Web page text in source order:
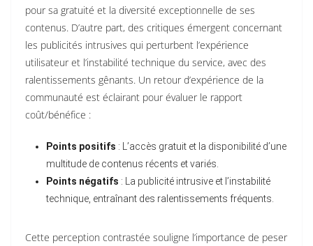
pour sa gratuité et la diversité exceptionnelle de ses
contenus. D’autre part, des critiques émergent concernant
les publicités intrusives qui perturbent l’expérience
utilisateur et l’instabilité technique du service, avec des
ralentissements gênants. Un retour d’expérience de la
communauté est éclairant pour évaluer le rapport
coût/bénéfice :
Points positifs : L’accès gratuit et la disponibilité d’une
multitude de contenus récents et variés.
Points négatifs : La publicité intrusive et l’instabilité
technique, entraînant des ralentissements fréquents.
Cette perception contrastée souligne l’importance de peser